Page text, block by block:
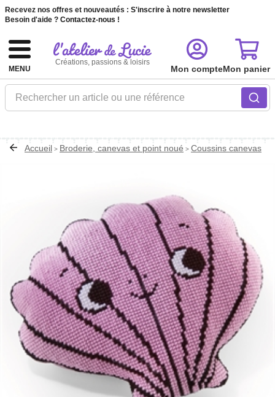
Recevez nos offres et nouveautés : S'inscrire à notre newsletter
Besoin d'aide ? Contactez-nous !
MENU
Créations, passions & loisirs
Rechercher un article ou une référence
Mon compteMon panier
Accueil > Broderie, canevas et point noué > Coussins canevas